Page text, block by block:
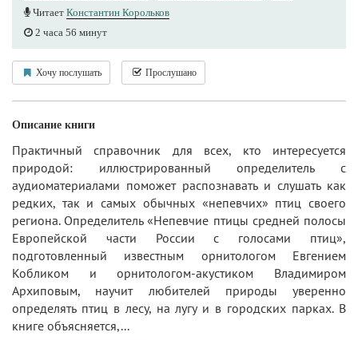
Читает Константин Корольков
2 часа 56 минут
Хочу послушать Прослушано
Описание книги
Практичный справочник для всех, кто интересуется
природой: иллюстрированный определитель с
аудиоматериалами поможет распознавать и слушать как
редких, так и самых обычных «непевчих» птиц своего
региона. Определитель «Непевчие птицы средней полосы
Европейской части России с голосами птиц»,
подготовленный известным орнитологом Евгением
Кобликом и орнитологом-акустиком Владимиром
Архиповым, научит любителей природы уверенно
определять птиц в лесу, на лугу и в городских парках. В
книге объясняется,...